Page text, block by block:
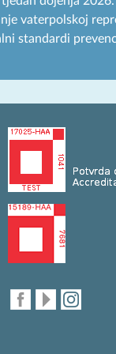
vaterpolskoj
standardi